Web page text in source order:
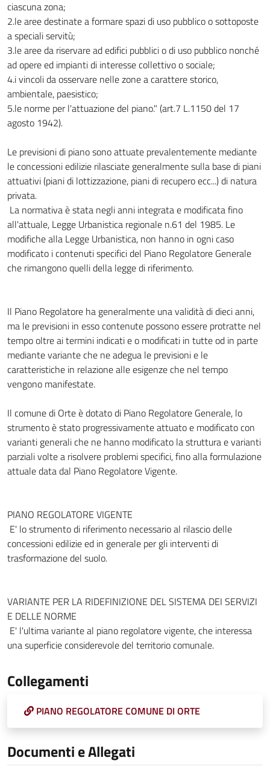
ciascuna zona;
2.le aree destinate a formare spazi di uso pubblico o sottoposte
a speciali servitù;
3.le aree da riservare ad edifici pubblici o di uso pubblico nonché
ad opere ed impianti di interesse collettivo o sociale;
4.i vincoli da osservare nelle zone a carattere storico,
ambientale, paesistico;
5.le norme per l'attuazione del piano." (art.7 L.1150 del 17
agosto 1942).
Le previsioni di piano sono attuate prevalentemente mediante
le concessioni edilizie rilasciate generalmente sulla base di piani
attuativi (piani di lottizzazione, piani di recupero ecc...) di natura
privata.
La normativa è stata negli anni integrata e modificata fino
all'attuale, Legge Urbanistica regionale n.61 del 1985. Le
modifiche alla Legge Urbanistica, non hanno in ogni caso
modificato i contenuti specifici del Piano Regolatore Generale
che rimangono quelli della legge di riferimento.
Il Piano Regolatore ha generalmente una validità di dieci anni,
ma le previsioni in esso contenute possono essere protratte nel
tempo oltre ai termini indicati e o modificati in tutte od in parte
mediante variante che ne adegua le previsioni e le
caratteristiche in relazione alle esigenze che nel tempo
vengono manifestate.
Il comune di Orte è dotato di Piano Regolatore Generale, lo
strumento è stato progressivamente attuato e modificato con
varianti generali che ne hanno modificato la struttura e varianti
parziali volte a risolvere problemi specifici, fino alla formulazione
attuale data dal Piano Regolatore Vigente.
PIANO REGOLATORE VIGENTE
E' lo strumento di riferimento necessario al rilascio delle
concessioni edilizie ed in generale per gli interventi di
trasformazione del suolo.
VARIANTE PER LA RIDEFINIZIONE DEL SISTEMA DEI SERVIZI
E DELLE NORME
E' l'ultima variante al piano regolatore vigente, che interessa
una superficie considerevole del territorio comunale.
Collegamenti
PIANO REGOLATORE COMUNE DI ORTE
Documenti e Allegati